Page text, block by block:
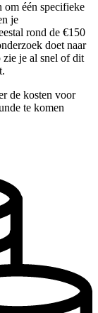
om één specifieke
je
rond de €150
doet naar
zie je al snel of dit
de kosten voor
te komen